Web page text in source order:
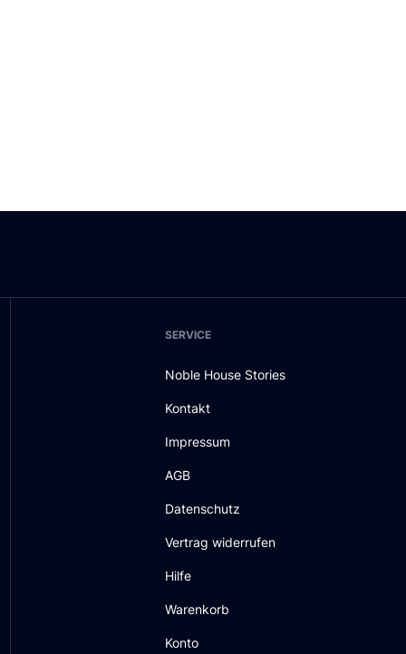
SERVICE
Noble House Stories
Kontakt
Impressum
AGB
Datenschutz
Vertrag widerrufen
Hilfe
Warenkorb
Konto